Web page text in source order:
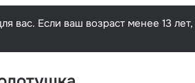
вас. Если ваш возраст менее 13